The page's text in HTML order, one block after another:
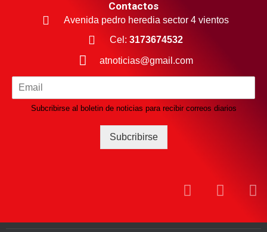
Contactos
Avenida pedro heredia sector 4 vientos
Cel: 3173674532
atnoticias@gmail.com
Subcribirse al boletin de noticias para recibir correos diarios
Subcribirse